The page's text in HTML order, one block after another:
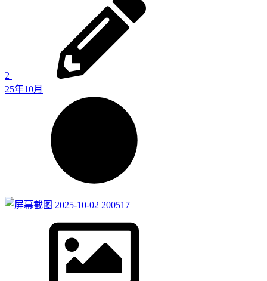
2
25年10月